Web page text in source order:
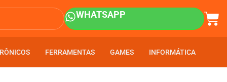
WHATSAPP
FERRAMENTAS GAMES INFORMÁTICA
FERRAMENTAS GAMES INFORMÁTICA